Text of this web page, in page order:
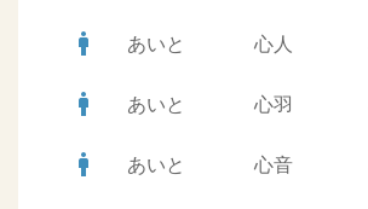
man あいと 心人
man あいと 心羽
man あいと 心音